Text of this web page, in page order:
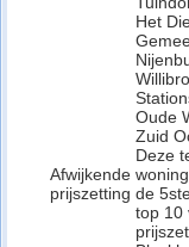
Afwijkende
prijszetting
Het
Oude
Zuid
Deze
de
top 10